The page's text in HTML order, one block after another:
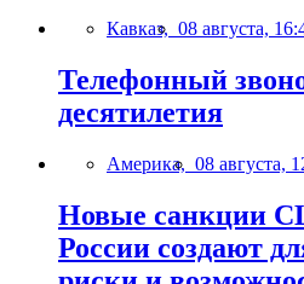
Кавказ, 08 августа,
Телефонный
десятилетия
Америка, 08 августа,
Новые санкции
России создают